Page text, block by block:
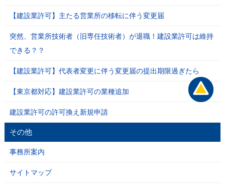
【建設業許可】主たる営業所の移転に伴う変更届
突然、営業所技術者（旧専任技術者）が退職！建設業許可は維持
できる？？
【建設業許可】代表者変更に伴う変更届の提出期限過ぎたら
【東京都対応】建設業許可の業種追加
建設業許可の許可換え新規申請
その他
事務所案内
サイトマップ